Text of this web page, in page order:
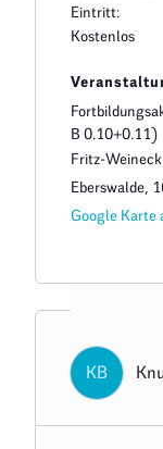
Eintritt:
Kostenlos
B 0.10+0.11)
Fritz-
Eberswalde,
Google Karte
KB